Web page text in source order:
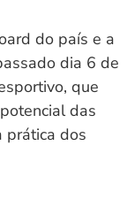
do país e a
dia 6 de
que
das
prática dos